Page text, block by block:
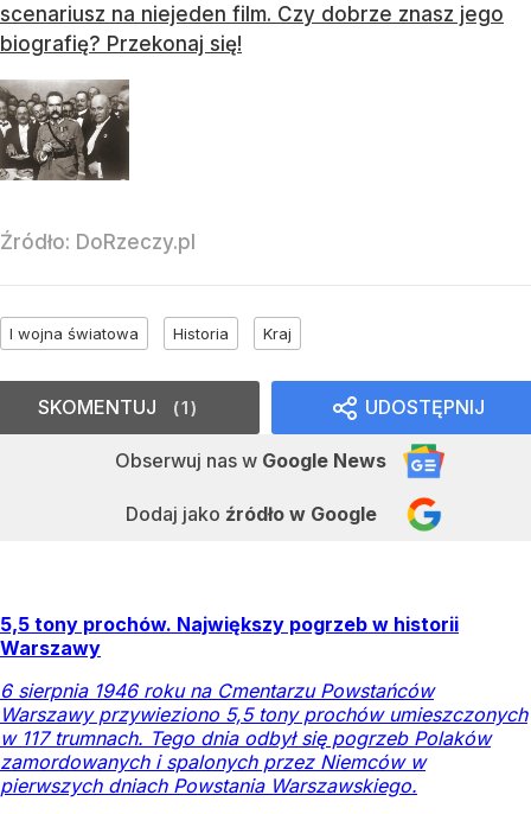
scenariusz na niejeden film. Czy dobrze znasz jego
biografię? Przekonaj się!
Źródło: DoRzeczy.pl
I wojna światowa Historia Kraj
UDOSTĘPNIJ
Obserwuj nas w Google News
Dodaj jako źródło w Google
SKOMENTUJ 1
5,5 tony prochów. Największy pogrzeb w historii
Warszawy
6 sierpnia 1946 roku na Cmentarzu Powstańców
Warszawy przywieziono 5,5 tony prochów umieszczonych
w 117 trumnach. Tego dnia odbył się pogrzeb Polaków
zamordowanych i spalonych przez Niemców w
pierwszych dniach Powstania Warszawskiego.